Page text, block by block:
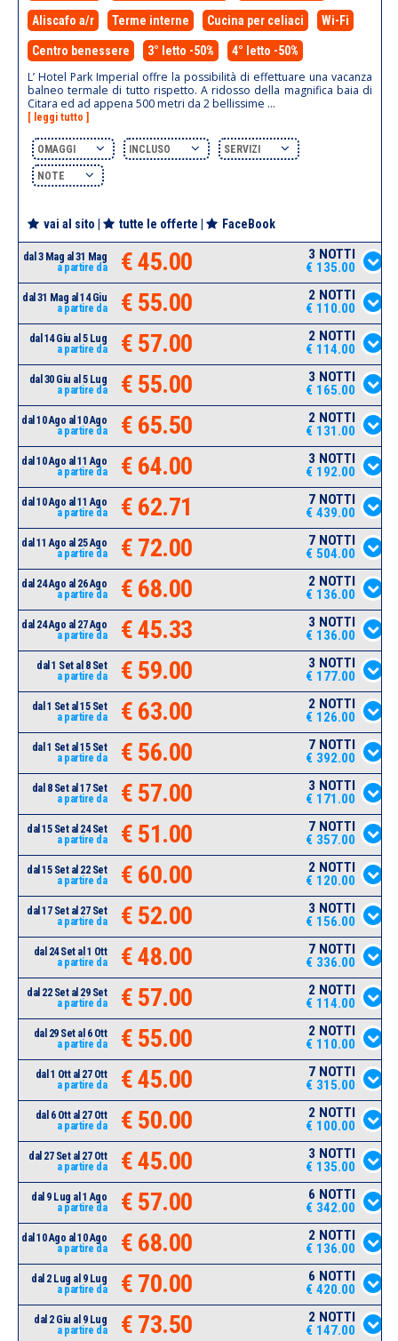
Aliscafo a/r Terme interne Cucina per celiaci Wi-Fi
Centro benessere 3° letto -50% 4° letto -50%
L’ Hotel Park Imperial offre la possibilità di effettuare una vacanza
balneo termale di tutto rispetto. A ridosso della magnifica baia di
Citara ed ad appena 500 metri da 2 bellissime ...
[ leggi tutto ]
OMAGGI INCLUSO SERVIZI
NOTE
vai al sito tutte le offerte FaceBook
dal 3 Mag al 31 Mag
a partire da
€ 45.00
3 NOTTI
€ 135.00
dal 31 Mag al 14 Giu
a partire da
€ 55.00
2 NOTTI
€ 110.00
dal 14 Giu al 5 Lug
a partire da
€ 57.00
2 NOTTI
€ 114.00
dal 30 Giu al 5 Lug
a partire da
€ 55.00
3 NOTTI
€ 165.00
dal 10 Ago al 10 Ago
a partire da
€ 65.50
2 NOTTI
€ 131.00
dal 10 Ago al 11 Ago
a partire da
€ 64.00
3 NOTTI
€ 192.00
dal 10 Ago al 11 Ago
a partire da
€ 62.71
7 NOTTI
€ 439.00
dal 11 Ago al 25 Ago
a partire da
€ 72.00
7 NOTTI
€ 504.00
dal 24 Ago al 26 Ago
a partire da
€ 68.00
2 NOTTI
€ 136.00
dal 24 Ago al 27 Ago
a partire da
€ 45.33
3 NOTTI
€ 136.00
dal 1 Set al 8 Set
a partire da
€ 59.00
3 NOTTI
€ 177.00
dal 1 Set al 15 Set
a partire da
€ 63.00
2 NOTTI
€ 126.00
dal 1 Set al 15 Set
a partire da
€ 56.00
7 NOTTI
€ 392.00
dal 8 Set al 17 Set
a partire da
€ 57.00
3 NOTTI
€ 171.00
dal 15 Set al 24 Set
a partire da
€ 51.00
7 NOTTI
€ 357.00
dal 15 Set al 22 Set
a partire da
€ 60.00
2 NOTTI
€ 120.00
dal 17 Set al 27 Set
a partire da
€ 52.00
3 NOTTI
€ 156.00
dal 24 Set al 1 Ott
a partire da
€ 48.00
7 NOTTI
€ 336.00
dal 22 Set al 29 Set
a partire da
€ 57.00
2 NOTTI
€ 114.00
dal 29 Set al 6 Ott
a partire da
€ 55.00
2 NOTTI
€ 110.00
dal 1 Ott al 27 Ott
a partire da
€ 45.00
7 NOTTI
€ 315.00
dal 6 Ott al 27 Ott
a partire da
€ 50.00
2 NOTTI
€ 100.00
dal 27 Set al 27 Ott
a partire da
€ 45.00
3 NOTTI
€ 135.00
dal 9 Lug al 1 Ago
a partire da
€ 57.00
6 NOTTI
€ 342.00
dal 10 Ago al 10 Ago
a partire da
€ 68.00
2 NOTTI
€ 136.00
dal 2 Lug al 9 Lug
a partire da
€ 70.00
6 NOTTI
€ 420.00
dal 2 Giu al 9 Lug
a partire da
€ 73.50
2 NOTTI
€ 147.00